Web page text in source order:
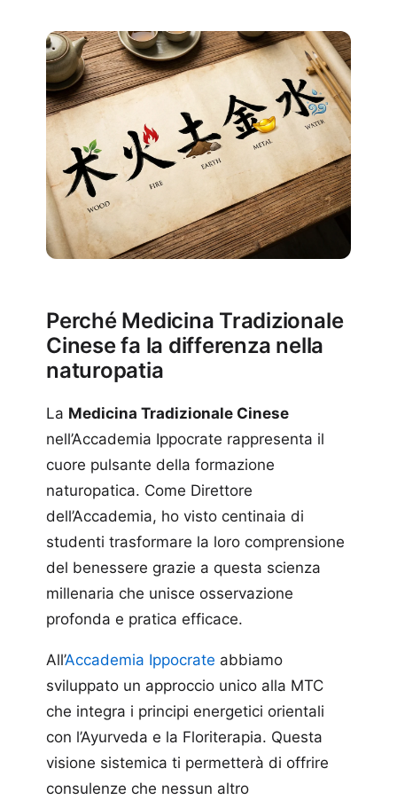
Perché Medicina Tradizionale
Cinese fa la differenza nella
naturopatia
La Medicina Tradizionale Cinese
nell’Accademia Ippocrate rappresenta il
cuore pulsante della formazione
naturopatica. Come Direttore
dell’Accademia, ho visto centinaia di
studenti trasformare la loro comprensione
del benessere grazie a questa scienza
millenaria che unisce osservazione
profonda e pratica efficace.
All’Accademia Ippocrate abbiamo
sviluppato un approccio unico alla MTC
che integra i principi energetici orientali
con l’Ayurveda e la Floriterapia. Questa
visione sistemica ti permetterà di offrire
consulenze che nessun altro